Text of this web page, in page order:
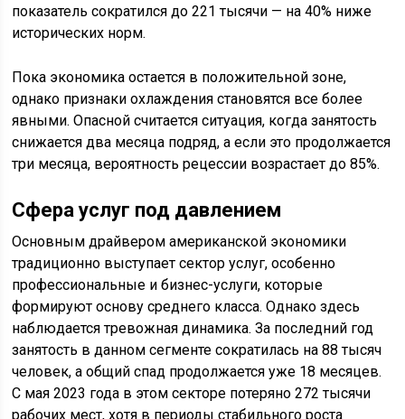
показатель сократился до 221 тысячи — на 40% ниже
исторических норм.
Пока экономика остается в положительной зоне,
однако признаки охлаждения становятся все более
явными. Опасной считается ситуация, когда занятость
снижается два месяца подряд, а если это продолжается
три месяца, вероятность рецессии возрастает до 85%.
Сфера услуг под давлением
Основным драйвером американской экономики
традиционно выступает сектор услуг, особенно
профессиональные и бизнес-услуги, которые
формируют основу среднего класса. Однако здесь
наблюдается тревожная динамика. За последний год
занятость в данном сегменте сократилась на 88 тысяч
человек, а общий спад продолжается уже 18 месяцев.
С мая 2023 года в этом секторе потеряно 272 тысячи
рабочих мест, хотя в периоды стабильного роста